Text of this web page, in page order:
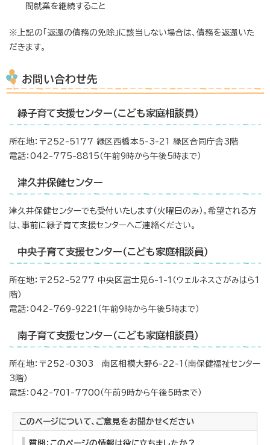
間就業を継続すること
※上記の「返還の債務の免除」に該当しない場合は、債務を返還いた
だきます。
お問い合わせ先
緑子育て支援センター（こども家庭相談員）
所在地：〒252-5177 緑区西橋本5-3-21 緑区合同庁舎3階
電話：042-775-8815（午前9時から午後5時まで）
津久井保健センター
津久井保健センターでも受付いたします（火曜日のみ）。希望される方
は、事前に緑子育て支援センターへご連絡ください。
中央子育て支援センター（こども家庭相談員）
所在地：〒252-5277 中央区富士見6-1-1（ウェルネスさがみはら1
階）
電話：042-769-9221（午前9時から午後5時まで）
南子育て支援センター（こども家庭相談員）
所在地：〒252-0303 南区相模大野6-22-1（南保健福祉センター
3階）
電話：042-701-7700（午前9時から午後5時まで）
このページについて、ご意見をお聞かせください
質問：このページの情報は役に立ちましたか？